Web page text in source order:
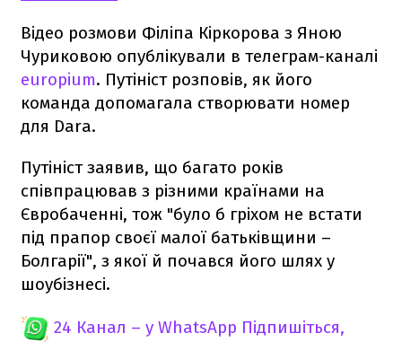
Відео розмови Філіпа Кіркорова з Яною
Чуриковою опублікували в телеграм-каналі
europium. Путініст розповів, як його
команда допомагала створювати номер
для Dara.
Путініст заявив, що багато років
співпрацював з різними країнами на
Євробаченні, тож "було б гріхом не встати
під прапор своєї малої батьківщини –
Болгарії", з якої й почався його шлях у
шоубізнесі.
24 Канал – у WhatsApp Підпишіться,